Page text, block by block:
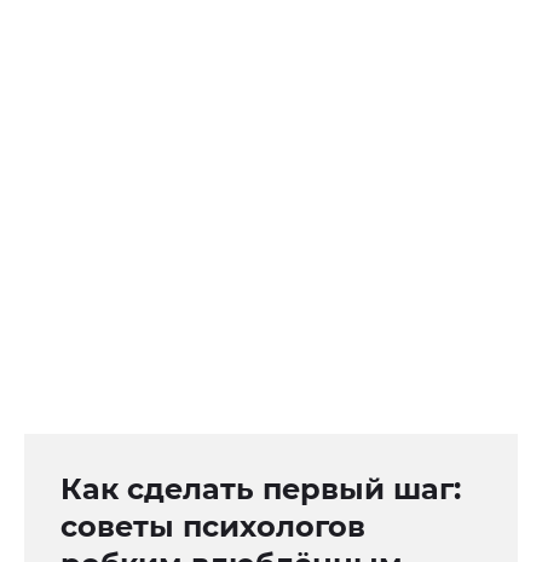
Как сделать первый шаг:
советы психологов